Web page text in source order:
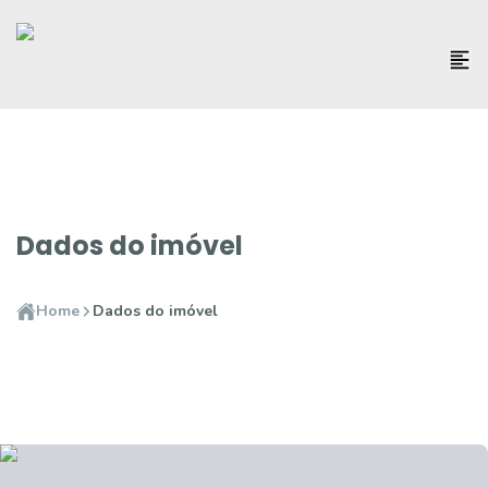
Dados do imóvel
Home Dados do imóvel